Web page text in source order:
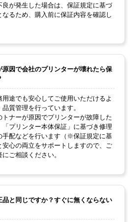
リサイクルトナー
良が発生した場合は、保証規定に基づ
なるため、購入前に保証内容を確認し
原因で会社のプリンターが壊れたら保
途でも安心してご使用いただけるよ
質管理を行っています。
トナーが原因でプリンターが故障した
「プリンター本体保証」に基づき修理
手配などを行います（※保証規定に基
心の両立をサポートしますので、ご
ご相談ください。
品と同じですか？すぐに無くならない